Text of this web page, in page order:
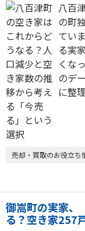
八百
の町
てい
る実
くな
のデ
に整
売却・買取のお役立ち
御嵩町の実家、
る？空き家257